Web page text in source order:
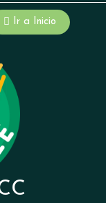
Ir a Inicio